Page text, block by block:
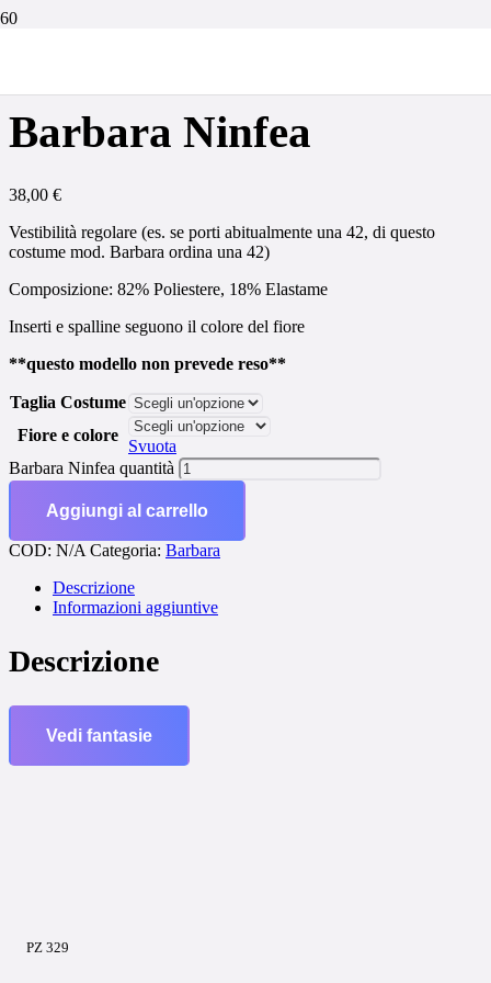
Barbara Ninfea
38,00 €
Vestibilità regolare (es. se porti abitualmente una 42, di questo
costume mod. Barbara ordina una 42)
Composizione: 82% Poliestere, 18% Elastame
Inserti e spalline seguono il colore del fiore
**questo modello non prevede reso**
Taglia Costume
Fiore e colore
Svuota
Barbara Ninfea quantità
Aggiungi al carrello
COD: N/A Categoria: Barbara
Descrizione
Informazioni aggiuntive
Descrizione
Vedi fantasie
PZ 329